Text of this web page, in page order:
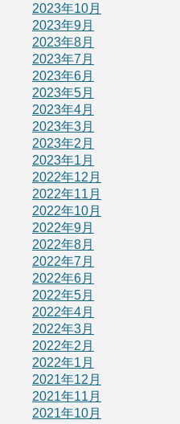
2023年10月
2023年9月
2023年8月
2023年7月
2023年6月
2023年5月
2023年4月
2023年3月
2023年2月
2023年1月
2022年12月
2022年11月
2022年10月
2022年9月
2022年8月
2022年7月
2022年6月
2022年5月
2022年4月
2022年3月
2022年2月
2022年1月
2021年12月
2021年11月
2021年10月